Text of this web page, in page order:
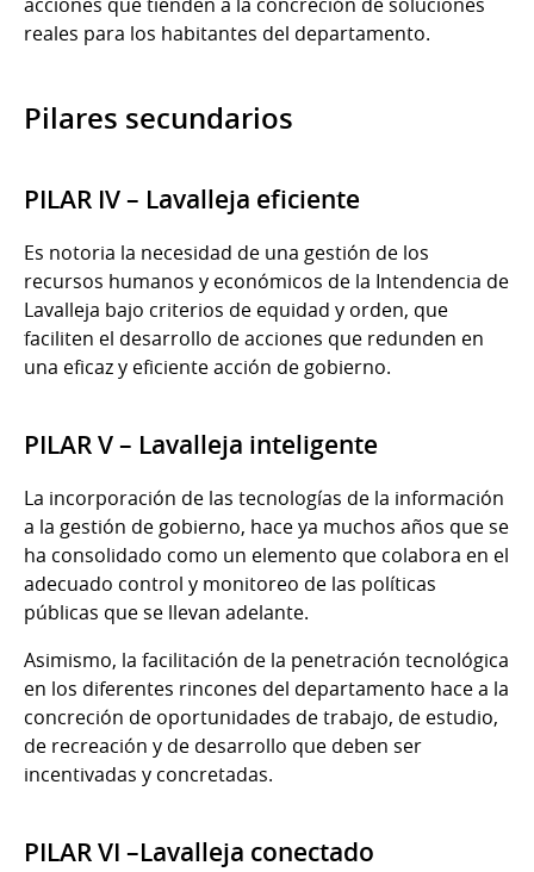
reales para los habitantes del departamento.
Pilares secundarios
PILAR IV – Lavalleja eficiente
Es notoria la necesidad de una gestión de los
recursos humanos y económicos de la Intendencia de
Lavalleja bajo criterios de equidad y orden, que
faciliten el desarrollo de acciones que redunden en
una eficaz y eficiente acción de gobierno.
PILAR V – Lavalleja inteligente
La incorporación de las tecnologías de la información
a la gestión de gobierno, hace ya muchos años que se
ha consolidado como un elemento que colabora en el
adecuado control y monitoreo de las políticas
públicas que se llevan adelante.
Asimismo, la facilitación de la penetración tecnológica
en los diferentes rincones del departamento hace a la
concreción de oportunidades de trabajo, de estudio,
de recreación y de desarrollo que deben ser
incentivadas y concretadas.
PILAR VI –Lavalleja conectado